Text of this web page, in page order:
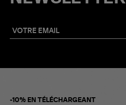
-10% EN TÉLÉCHARGEANT